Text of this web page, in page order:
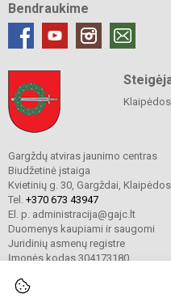
Bendraukime
Gargždų atviras jaunimo centras
Biudžetinė įstaiga
Kvietinių g. 30, Gargždai,
Tel. +370 673 43947
El. p. administracija@gajc.lt
Duomenys kaupiami ir saugomi
Juridinių asmenų registre
Įmonės kodas 304173180